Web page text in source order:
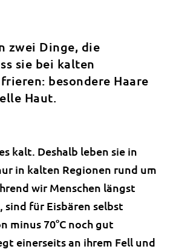
zwei Dinge, die
sie bei kalten
besondere Haare
Haut.
kalt. Deshalb leben sie in
in kalten Regionen rund um
wir Menschen längst
für Eisbären selbst
minus 70°C noch gut
einerseits an ihrem Fell und